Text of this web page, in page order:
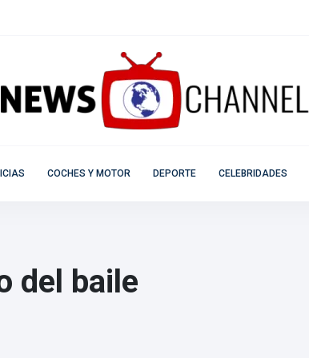
COCHES Y MOTOR DEPORTE CELEBRIDADES
del baile